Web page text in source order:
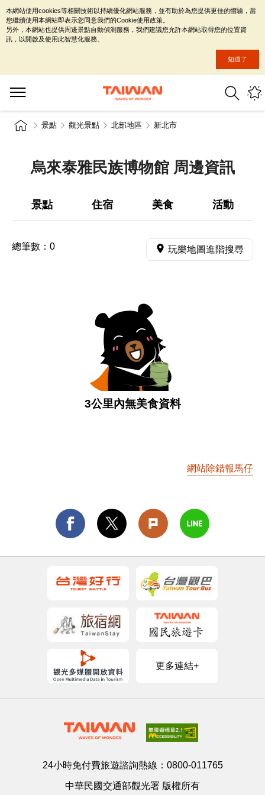
景點 觀光景點 北部地區 新北市
烏來泰雅民族博物館 周邊資訊
景點 住宿 美食 活動
總筆數： 0 玩樂地圖進階搜尋
3公里內無美食資料
網站除錯報馬仔
更多連結+
24小時免付費旅遊諮詢熱線： 0800-011765
中華民國交通部觀光署 版權所有
本網站使用cookies等相關技術以持續優化網站服務，並有助於為您提供更佳的體驗，當
您繼續使用本網站即表示您同意我們的Cookie使用政策。
另外，本網站也提供周邊景點自動偵測服務，我們建議您允許本網站取得您的位置資
訊，以開啟及使用此智慧化服務。
知道了